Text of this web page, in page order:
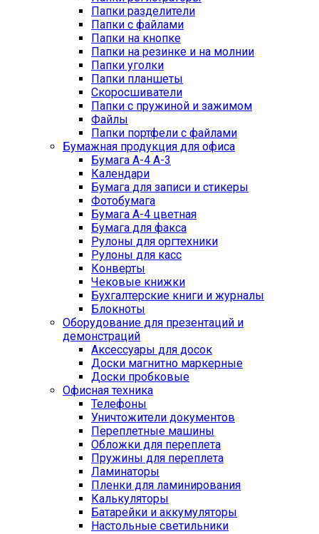
Папки разделители
Папки с файлами
Папки на кнопке
Папки на резинке и на молнии
Папки уголки
Папки планшеты
Скоросшиватели
Папки с пружиной и зажимом
Файлы
Папки портфели с файлами
Бумажная продукция для офиса
Бумага А-4 А-3
Календари
Бумага для записи и стикеры
Фотобумага
Бумага А-4 цветная
Бумага для факса
Рулоны для оргтехники
Рулоны для касс
Конверты
Чековые книжки
Бухгалтерские книги и журналы
Блокноты
Оборудование для презентаций и
демонстраций
Аксессуары для досок
Доски магнитно маркерные
Доски пробковые
Офисная техника
Телефоны
Уничтожители документов
Переплетные машины
Обложки для переплета
Пружины для переплета
Ламинаторы
Пленки для ламинирования
Калькуляторы
Батарейки и аккумуляторы
Настольные светильники